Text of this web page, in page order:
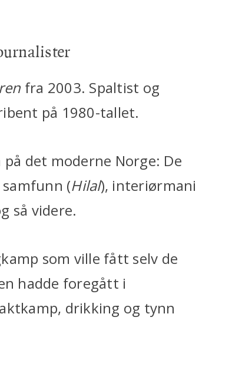
fra 2003. Spaltist og
på 1980-tallet.
det moderne Norge: De
(Hilal), interiørmani
så videre.
som ville fått selv de
hadde foregått i
drikking og tynn